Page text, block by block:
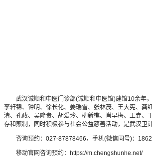
武汉诚顺和中医门诊部(诚顺和中医馆)建馆10余年，
李轩锦、钟明、徐长化、姜瑞雪、张林茂、王大宪、龚
清、孔政、吴隆贵、胡爱玲、柳新樵、肖早梅、王垚
存和煎制，同时积极参与社会公益慈善活动，是武汉卫
咨询预约：027-87878466，手机(微信同号)：
移动官网咨询预约：https://m.chengshunhe.net/